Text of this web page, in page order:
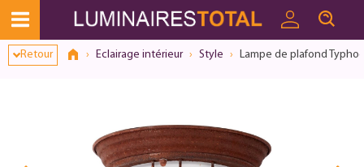
Retour Eclairage intérieur Style Lampe de plafond
Dialogue de consentement ouvert